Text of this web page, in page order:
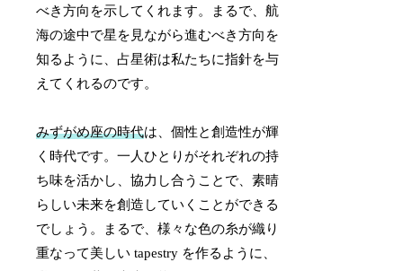
べき方向を示してくれます。まるで、航
海の途中で星を見ながら進むべき方向を
知るように、占星術は私たちに指針を与
えてくれるのです。
みずがめ座の時代は、個性と創造性が輝
く時代です。一人ひとりがそれぞれの持
ち味を活かし、協力し合うことで、素晴
らしい未来を創造していくことができる
でしょう。まるで、様々な色の糸が織り
重なって美しい tapestry を作るように、